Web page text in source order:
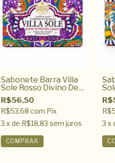
Sabonete Barra Villa
Sole Rosso Divino Del
Chianti 250g
R$56,50
R$53,68 com Pix
3 x de R$18,83 sem juros
3 x